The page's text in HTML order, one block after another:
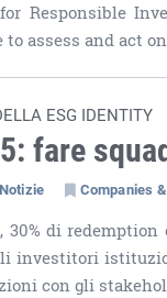
Responsible
assess and act
ESG IDENTITY
fare
Notizie Companies
30% di
investitori
con gli